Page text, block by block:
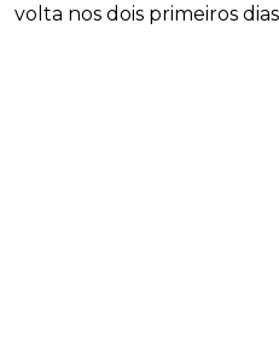
volta nos dois primeiros